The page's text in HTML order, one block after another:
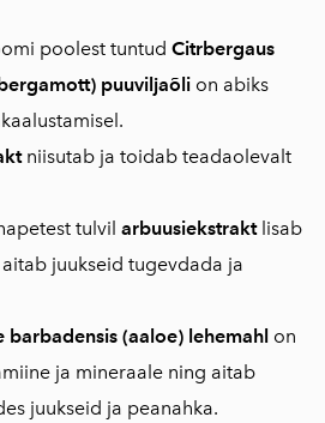
poolest tuntud Citrbergaus
puuviljaõli on abiks
niisutab ja toidab teadaolevalt
tulvil arbuusiekstraktlisab
juukseid tugevdada ja
barbadensis (aaloe) lehemahl on
ja mineraale ning aitab
juukseid ja peanahka.